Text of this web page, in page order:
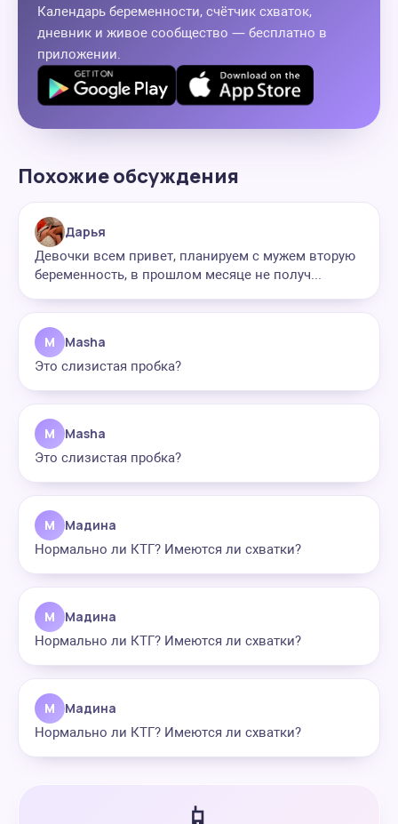
Календарь беременности, счётчик схваток,
дневник и живое сообщество — бесплатно в
приложении.
Похожие обсуждения
Дарья
Девочки всем привет, планируем с мужем вторую
беременность, в прошлом месяце не получ...
M Masha
Это слизистая пробка?
M Masha
Это слизистая пробка?
М Мадина
Нормально ли КТГ? Имеются ли схватки?
М Мадина
Нормально ли КТГ? Имеются ли схватки?
М Мадина
Нормально ли КТГ? Имеются ли схватки?